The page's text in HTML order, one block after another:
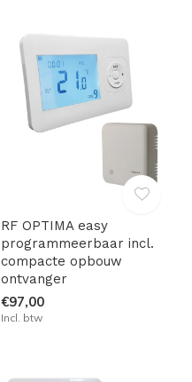
RF OPTIMA easy
programmeerbaar incl.
compacte opbouw
ontvanger
€97,00
Incl. btw